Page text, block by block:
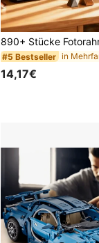
#5 Bestseller
14,17€